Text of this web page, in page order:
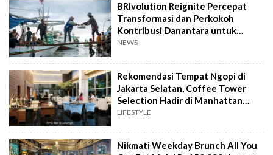
BRIvolution Reignite Percepat
Transformasi dan Perkokoh
Kontribusi Danantara untuk
Ekonomi Nasional
NEWS
Rekomendasi Tempat Ngopi di
Jakarta Selatan, Coffee Tower
Selection Hadir di Manhattan
Hotel Jakarta
LIFESTYLE
Nikmati Weekday Brunch All You